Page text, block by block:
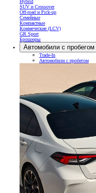
Hybrid
SUV и Crossover
Off-road и Pick-up
Семейные
Компактные
Коммеческие (LCV)
GR Sport
Брошюры
Автомобили с пробегом
Trade-In
Автомобили с пробегом